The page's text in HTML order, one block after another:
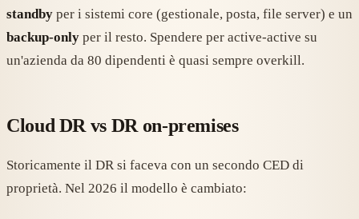
standby per i sistemi core (gestionale, posta, file server) e un
backup-only per il resto. Spendere per active-active su
un'azienda da 80 dipendenti è quasi sempre overkill.
Cloud DR vs DR on-premises
Storicamente il DR si faceva con un secondo CED di
proprietà. Nel 2026 il modello è cambiato: